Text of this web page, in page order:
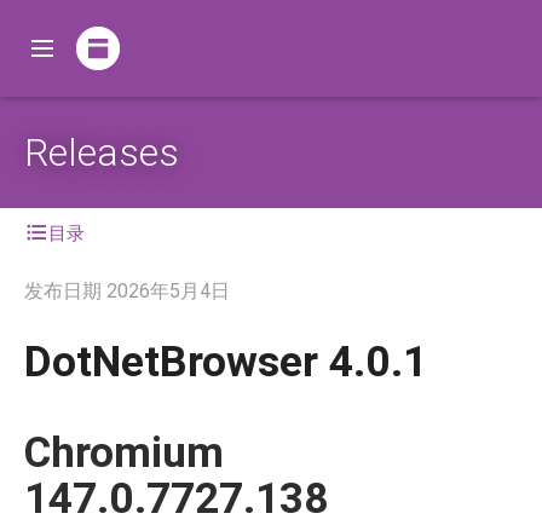
Releases
目录
发布日期 2026年5月4日
DotNetBrowser 4.0.1
Chromium
147.0.7727.138